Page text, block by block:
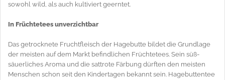
sowohl wild, als auch kultiviert geerntet.
In Früchtetees unverzichtbar
Das getrocknete Fruchtfleisch der Hagebutte bildet die Grundlage
der meisten auf dem Markt befindlichen Früchtetees. Sein süß-
säuerliches Aroma und die sattrote Färbung dürften den meisten
Menschen schon seit den Kindertagen bekannt sein. Hagebuttentee